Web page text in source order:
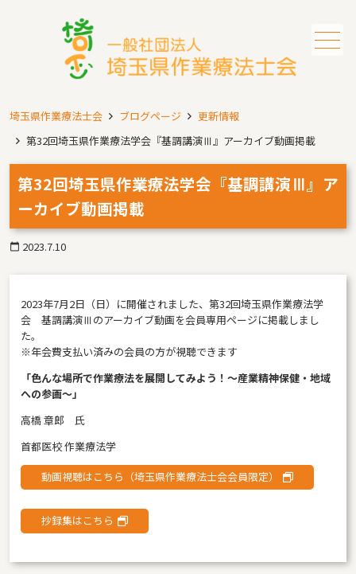
埼玉県作業療法士会 ブログページ
更新情報
第32回埼玉県作業療法学会『基調講演Ⅲ』アーカイブ動画掲載
第32回埼玉県作業療法学会『基調講演Ⅲ』ア
ーカイブ動画掲載
calendar_today 2023.7.10
2023年7月2日（日）に開催されました、第32回埼玉県作業療法学
会 基調講演Ⅲのアーカイブ動画を会員専用ページに掲載しまし
た。
※年会費支払い済みの会員の方が視聴できます
「色んな場所で作業療法を展開してみよう！～産業精神保健・地域
への参画～」
高橋 章郎 氏
首都医校 作業療法学
動画視聴はこちら（埼玉県作業療法士会会員限定）
抄録集はこちら